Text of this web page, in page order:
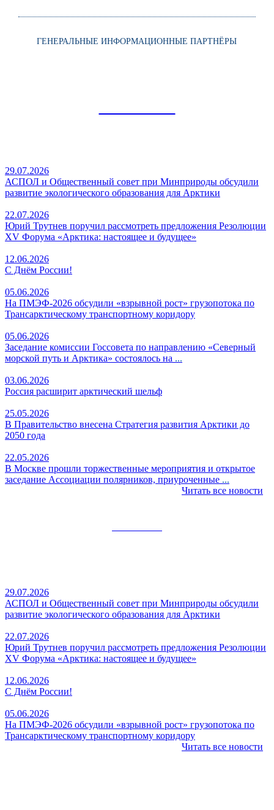
ГЕНЕРАЛЬНЫЕ ИНФОРМАЦИОННЫЕ ПАРТНЁРЫ
29.07.2026
АСПОЛ и Общественный совет при Минприроды обсудили
развитие экологического образования для Арктики
22.07.2026
Юрий Трутнев поручил рассмотреть предложения Резолюции
XV Форума «Арктика: настоящее и будущее»
12.06.2026
С Днём России!
05.06.2026
На ПМЭФ‑2026 обсудили «взрывной рост» грузопотока по
Трансарктическому транспортному коридору
05.06.2026
Заседание комиссии Госсовета по направлению «Северный
морской путь и Арктика» состоялось на ...
03.06.2026
Россия расширит арктический шельф
25.05.2026
В Правительство внесена Стратегия развития Арктики до
2050 года
22.05.2026
В Москве прошли торжественные мероприятия и открытое
заседание Ассоциации полярников, приуроченные ...
Читать все новости
29.07.2026
АСПОЛ и Общественный совет при Минприроды обсудили
развитие экологического образования для Арктики
22.07.2026
Юрий Трутнев поручил рассмотреть предложения Резолюции
XV Форума «Арктика: настоящее и будущее»
12.06.2026
С Днём России!
05.06.2026
На ПМЭФ‑2026 обсудили «взрывной рост» грузопотока по
Трансарктическому транспортному коридору
Читать все новости